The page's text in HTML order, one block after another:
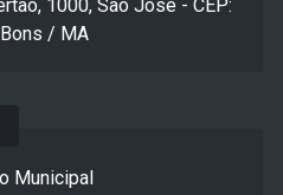
1000, São José - CEP:
/ MA
Municipal